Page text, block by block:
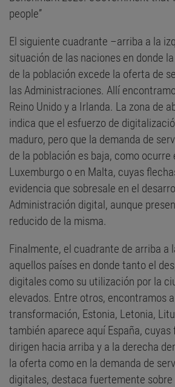
people”
El siguiente cuadrante –arriba a la
situación de las naciones en donde
de la población excede la oferta de
las Administraciones. Allí
Reino Unido y a Irlanda. La zona de
indica que el esfuerzo de
maduro, pero que la demanda de
de la población es baja, como ocurre
Luxemburgo o en Malta, cuyas
evidencia que sobresale en el
Administración digital, aunque
reducido de la misma.
Finalmente, el cuadrante de arriba a
aquellos países en donde tanto el
digitales como su utilización por la
elevados. Entre otros, encontramos
transformación, Estonia, Letonia,
también aparece aquí España, cuyas
dirigen hacia arriba y a la derecha
la oferta como en la demanda de
digitales, destaca fuertemente sobre